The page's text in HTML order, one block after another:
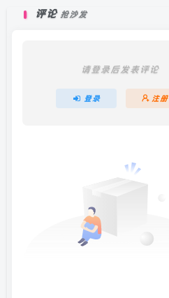
评论 抢沙发
请登录后发表评论
登录 注册